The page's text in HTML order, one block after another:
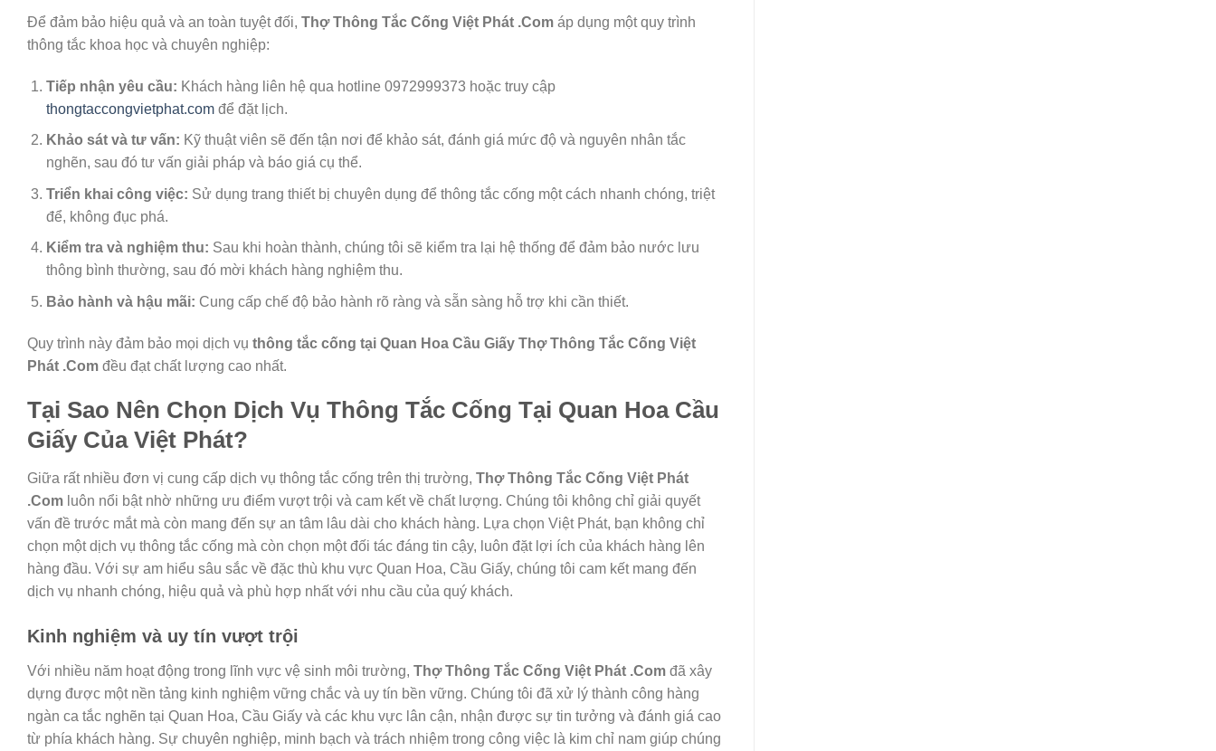
Để đảm bảo hiệu quả và an toàn tuyệt đối, Thợ Thông Tắc Cống Việt Phát .Com áp dụng một quy trình
thông tắc khoa học và chuyên nghiệp:
Tiếp nhận yêu cầu: Khách hàng liên hệ qua hotline 0972999373 hoặc truy cập
thongtaccongvietphat.comđể đặt lịch.
Khảo sát và tư vấn: Kỹ thuật viên sẽ đến tận nơi để khảo sát, đánh giá mức độ và nguyên nhân tắc
nghẽn, sau đó tư vấn giải pháp và báo giá cụ thể.
Triển khai công việc: Sử dụng trang thiết bị chuyên dụng để thông tắc cống một cách nhanh chóng, triệt
để, không đục phá.
Kiểm tra và nghiệm thu: Sau khi hoàn thành, chúng tôi sẽ kiểm tra lại hệ thống để đảm bảo nước lưu
thông bình thường, sau đó mời khách hàng nghiệm thu.
Bảo hành và hậu mãi: Cung cấp chế độ bảo hành rõ ràng và sẵn sàng hỗ trợ khi cần thiết.
Quy trình này đảm bảo mọi dịch vụ thông tắc cống tại Quan Hoa Cầu Giấy Thợ Thông Tắc Cống Việt
Phát .Com đều đạt chất lượng cao nhất.
Tại Sao Nên Chọn Dịch Vụ Thông Tắc Cống Tại Quan Hoa Cầu
Giấy Của Việt Phát?
Giữa rất nhiều đơn vị cung cấp dịch vụ thông tắc cống trên thị trường, Thợ Thông Tắc Cống Việt Phát
.Com luôn nổi bật nhờ những ưu điểm vượt trội và cam kết về chất lượng. Chúng tôi không chỉ giải quyết
vấn đề trước mắt mà còn mang đến sự an tâm lâu dài cho khách hàng. Lựa chọn Việt Phát, bạn không chỉ
chọn một dịch vụ thông tắc cống mà còn chọn một đối tác đáng tin cậy, luôn đặt lợi ích của khách hàng lên
hàng đầu. Với sự am hiểu sâu sắc về đặc thù khu vực Quan Hoa, Cầu Giấy, chúng tôi cam kết mang đến
dịch vụ nhanh chóng, hiệu quả và phù hợp nhất với nhu cầu của quý khách.
Kinh nghiệm và uy tín vượt trội
Với nhiều năm hoạt động trong lĩnh vực vệ sinh môi trường, Thợ Thông Tắc Cống Việt Phát .Com đã xây
dựng được một nền tảng kinh nghiệm vững chắc và uy tín bền vững. Chúng tôi đã xử lý thành công hàng
ngàn ca tắc nghẽn tại Quan Hoa, Cầu Giấy và các khu vực lân cận, nhận được sự tin tưởng và đánh giá cao
từ phía khách hàng. Sự chuyên nghiệp, minh bạch và trách nhiệm trong công việc là kim chỉ nam giúp chúng